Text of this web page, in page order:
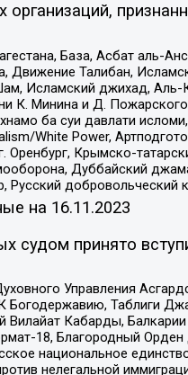
База, Асбат аль-
Талибан,
Исламский джихад, Аль-
К. Минина и Д.
ба суи давлати исломи,
White Power,
Оренбург, Крымско-
Дуббайский
добровольческий
на 16.11.2023
судом принято
Управления
Таблиги
Кабарды,
18, Благородный
национальное
нелегальной